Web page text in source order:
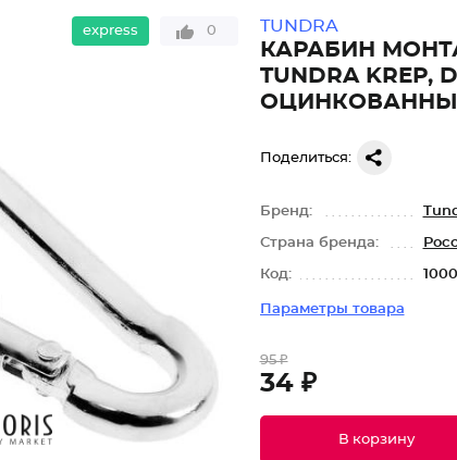
express 0 TUNDRA
КАРАБИН
TUNDRA KREP,
Поделиться:
Бренд:
Страна бренда:
Код:
Параметры товара
95 ₽
34 ₽
В корзину